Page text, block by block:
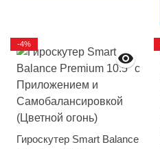
Гироскутер Smart Balance
-4%